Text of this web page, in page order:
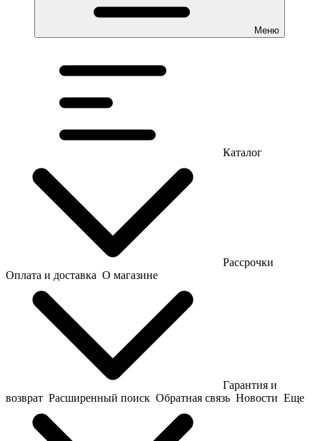
Меню
Каталог
Рассрочки
Оплата и доставка О магазине
Гарантия и
возврат Расширенный поиск Обратная связь Новости Еще